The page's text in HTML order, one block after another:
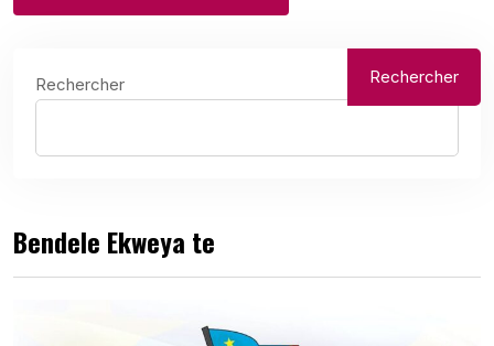
Rechercher Rechercher
Bendele Ekweya te